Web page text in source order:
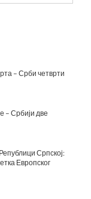
– Срби четврти
– Србији две
Српској:
Европског